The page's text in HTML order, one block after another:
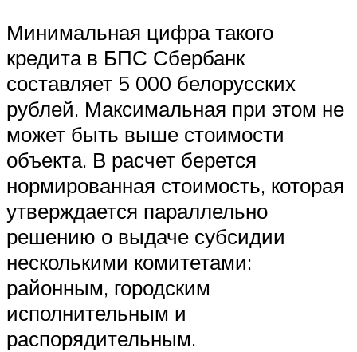
Минимальная цифра такого
кредита в БПС Сбербанк
составляет 5 000 белорусских
рублей. Максимальная при этом не
может быть выше стоимости
объекта. В расчет берется
нормированная стоимость, которая
утверждается параллельно
решению о выдаче субсидии
несколькими комитетами:
районным, городским
исполнительным и
распорядительным.